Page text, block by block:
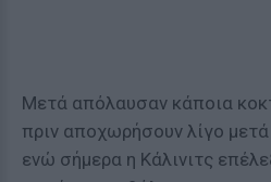
Μετά απόλαυσαν κάποια
πριν αποχωρήσουν λίγο
ενώ σήμερα η Κάλινιτς